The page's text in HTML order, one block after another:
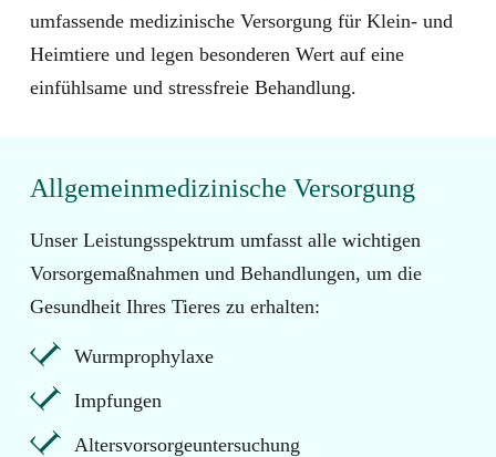
umfassende medizinische Versorgung für Klein- und
Heimtiere und legen besonderen Wert auf eine
einfühlsame und stressfreie Behandlung.
Allgemeinmedizinische Versorgung
Unser Leistungsspektrum umfasst alle wichtigen
Vorsorgemaßnahmen und Behandlungen, um die
Gesundheit Ihres Tieres zu erhalten:
Wurmprophylaxe
Impfungen
Altersvorsorgeuntersuchung